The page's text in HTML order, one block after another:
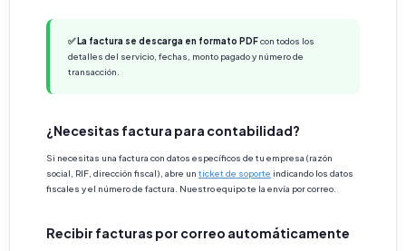
✅ La factura se descarga en formato PDFcon todos los
detalles del servicio, fechas, monto pagado y número de
transacción.
¿Necesitas factura para contabilidad?
Si necesitas una factura con datos específicos de tu empresa (razón
social, RIF, dirección fiscal), abre un ticket de soporte indicando los datos
fiscales y el número de factura. Nuestro equipo te la envía por correo.
Recibir facturas por correo automáticamente